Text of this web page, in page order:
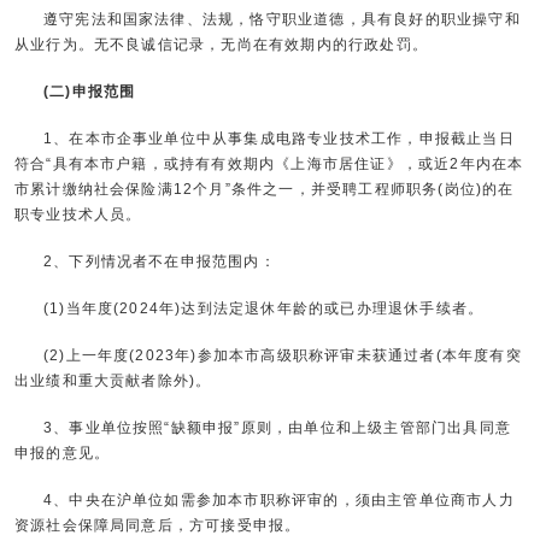
遵守宪法和国家法律、法规，恪守职业道德，具有良好的职业操守和
从业行为。无不良诚信记录，无尚在有效期内的行政处罚。
(二)申报范围
1、在本市企事业单位中从事集成电路专业技术工作，申报截止当日
符合“具有本市户籍，或持有有效期内《上海市居住证》，或近2年内在本
市累计缴纳社会保险满12个月”条件之一，并受聘工程师职务(岗位)的在
职专业技术人员。
2、下列情况者不在申报范围内：
(1)当年度(2024年)达到法定退休年龄的或已办理退休手续者。
(2)上一年度(2023年)参加本市高级职称评审未获通过者(本年度有突
出业绩和重大贡献者除外)。
3、事业单位按照“缺额申报”原则，由单位和上级主管部门出具同意
申报的意见。
4、中央在沪单位如需参加本市职称评审的，须由主管单位商市人力
资源社会保障局同意后，方可接受申报。